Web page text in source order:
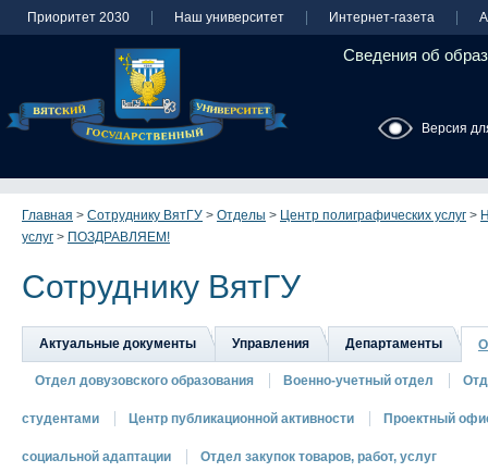
Приоритет 2030 Наш университет Интернет-газета
Сведения об
Версия
Главная > Сотруднику ВятГУ > Отделы > Центр полиграфических услуг >
услуг > ПОЗДРАВЛЯЕМ!
Сотруднику ВятГУ
Актуальные документы Управления Департаменты
Отдел довузовского образования Военно-учетный отдел
студентами Центр публикационной активности Проектный
социальной адаптации Отдел закупок товаров, работ, услуг